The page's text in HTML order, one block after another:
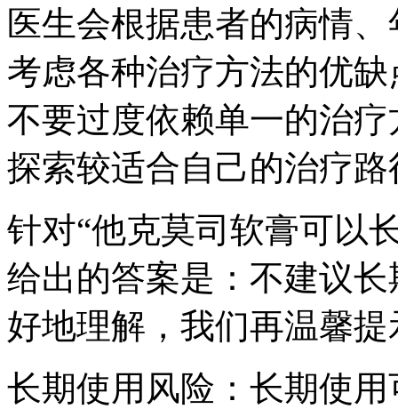
医生会根据患者的病情
考虑各种治疗方法的优
不要过度依赖单一的治
探索较适合自己的治疗路
针对“他克莫司软膏可以
给出的答案是：不建议
好地理解，我们再温馨
长期使用风险：长期使